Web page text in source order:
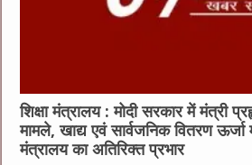
शिक्षा मंत्रालय : मोदी सरकार में मंत्री
मामले, खाद्य एवं सार्वजनिक वितरण
मंत्रालय का अतिरिक्त प्रभार